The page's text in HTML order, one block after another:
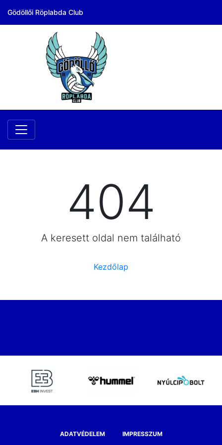
Gödöllői Röplabda Club
404
A keresett oldal nem található
Kezdőlap
ADATVÉDELEM IMPRESSZUM